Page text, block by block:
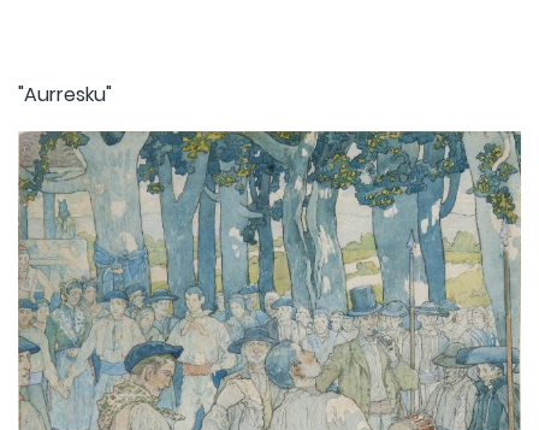
"Aurresku"